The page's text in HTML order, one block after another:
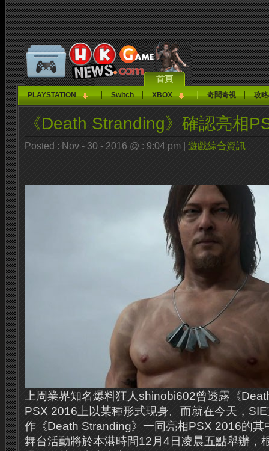
首頁
PLAYSTATION Switch XBOX 奇聞奇視 攻
《Death Stranding》確認亮相
Posted : Nov - 30 - 2016 @ : 9:04 pm | 遊戲綜合資訊
上周業界知名爆料狂人shinobi602曾透露《
PSX 2016上以某種形式現身。而就在今天，
作《Death Stranding》一同亮相PSX 2016的其
舞台活動將於本港時間12月4日凌晨五點舉辦，